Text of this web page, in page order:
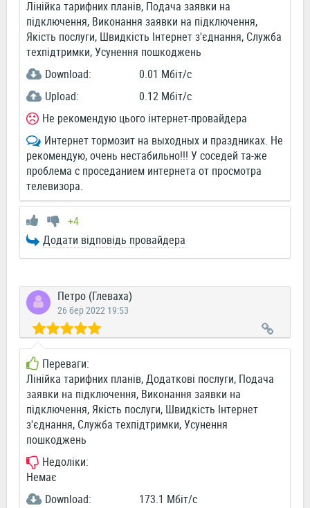
Лінійка тарифних планів, Подача заявки на
підключення, Виконання заявки на підключення,
Якість послуги, Швидкість Інтернет з'єднання, Служба
техпідтримки, Усунення пошкоджень
Download:
0.01 Мбіт/c
Upload:
0.12 Мбіт/c
Не рекомендую цього інтернет-провайдера
Интернет тормозит на выходных и праздниках. Не
рекомендую, очень нестабильно!!! У соседей та-же
проблема с проседанием интернета от просмотра
телевизора.
+4
Додати відповідь провайдера
Петро (Глеваха)
26 бер 2022 19:53
Переваги:
Лінійка тарифних планів, Додаткові послуги, Подача
заявки на підключення, Виконання заявки на
підключення, Якість послуги, Швидкість Інтернет
з'єднання, Служба техпідтримки, Усунення
пошкоджень
Недоліки:
Немає
Download:
173.1 Мбіт/c